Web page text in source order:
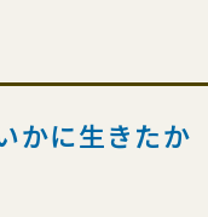
かに生きたか